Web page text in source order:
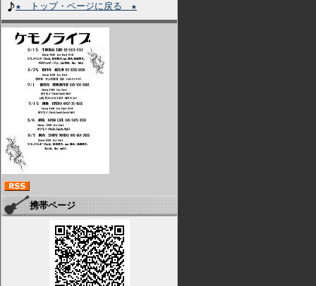
★ トップ・ページに戻る ★
携帯ページ